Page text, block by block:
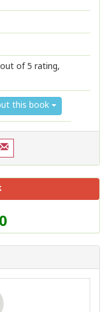
out of 5 rating,
this book